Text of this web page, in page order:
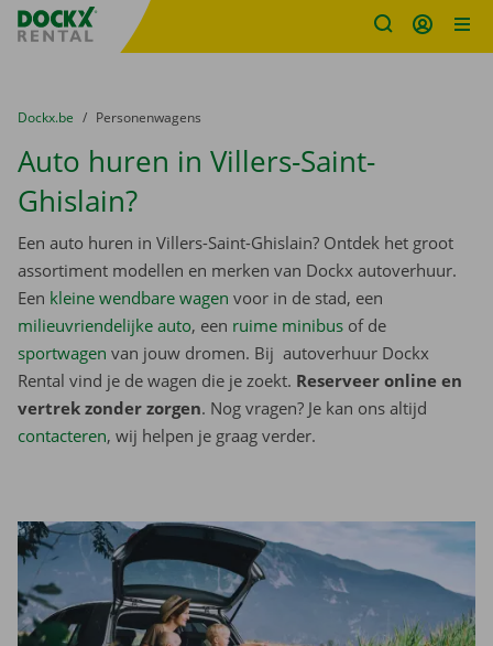
Fratello DEMO
U bevindt zich hier:
van
Dockx.be naar
Personenwagens
Auto huren in Villers-Saint-
Ghislain?
Een auto huren in Villers-Saint-Ghislain? Ontdek het groot
assortiment modellen en merken van Dockx autoverhuur.
Een kleine wendbare wagen voor in de stad, een
milieuvriendelijke auto, een ruime minibus of de
sportwagen van jouw dromen. Bij autoverhuur Dockx
Rental vind je de wagen die je zoekt. Reserveer online en
vertrek zonder zorgen. Nog vragen? Je kan ons altijd
contacteren, wij helpen je graag verder.